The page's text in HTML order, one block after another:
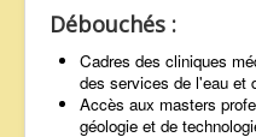
Débouchés :
Cadres des cliniques
des services de l'eau et
Accès aux masters
géologie et de